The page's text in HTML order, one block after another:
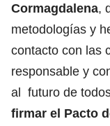
Cormagdalena,
metodologías y
contacto con las
responsable y
al futuro de
firmar el Pacto